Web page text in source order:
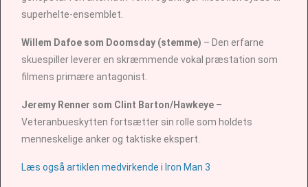
superhelte-ensemblet.
Willem Dafoe som Doomsday (stemme) – Den erfarne
skuespiller leverer en skræmmende vokal præstation som
filmens primære antagonist.
Jeremy Renner som Clint Barton/Hawkeye –
Veteranbueskytten fortsætter sin rolle som holdets
menneskelige anker og taktiske ekspert.
Læs også artiklen medvirkende i Iron Man 3